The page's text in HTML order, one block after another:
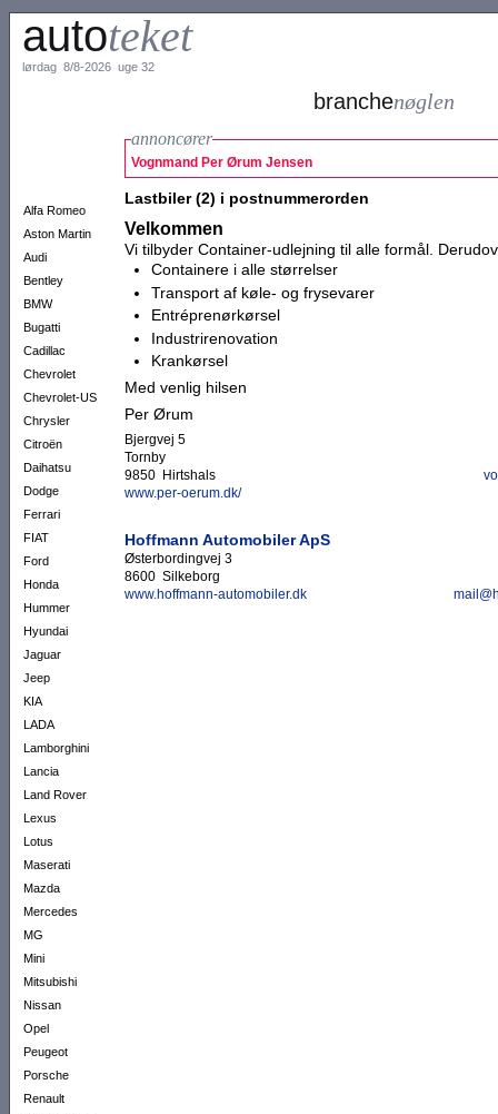
autoteket
lørdag 8/8-2026 uge 32
Alfa Romeo
Aston Martin
Audi
Bentley
BMW
Bugatti
Cadillac
Chevrolet
Chevrolet-US
Chrysler
Citroën
Daihatsu
Dodge
Ferrari
FIAT
Ford
Honda
Hummer
Hyundai
Jaguar
Jeep
KIA
LADA
Lamborghini
Lancia
Land Rover
Lexus
Lotus
Maserati
Mazda
Mercedes
MG
Mini
Mitsubishi
Nissan
Opel
Peugeot
Porsche
Renault
branchenøglen
annoncører
Vognmand Per Ørum Jensen
Lastbiler (2) i postnummerorden
Velkommen
Vi tilbyder Container-udlejning til alle formål.
Containere i alle størrelser
Transport af køle- og frysevarer
Entréprenørkørsel
Industrirenovation
Krankørsel
Med venlig hilsen
Per Ørum
Bjergvej 5
Tornby
9850 Hirtshals
www.per-oerum.dk/
Hoffmann Automobiler ApS
Østerbordingvej 3
8600 Silkeborg
www.hoffmann-automobiler.dk